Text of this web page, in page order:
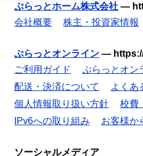
ぷらっとホーム株式会社 —
会社概要
株主・投資家情報
ぷらっとオンライン —
ご利用ガイド
ぷらっとオン
配送・決済について
よくあ
個人情報取り扱い方針
校費
IPv6への取り組み
お客様か
ソーシャルメディア